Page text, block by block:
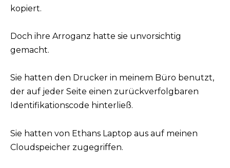
kopiert.
Doch ihre Arroganz hatte sie unvorsichtig
gemacht.
Sie hatten den Drucker in meinem Büro benutzt,
der auf jeder Seite einen zurückverfolgbaren
Identifikationscode hinterließ.
Sie hatten von Ethans Laptop aus auf meinen
Cloudspeicher zugegriffen.